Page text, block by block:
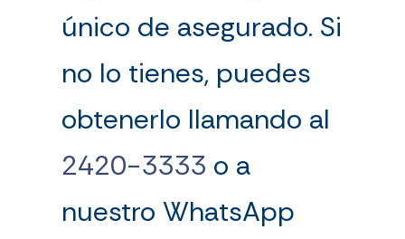
único de asegurado. Si
no lo tienes, puedes
obtenerlo llamando al
2420-3333 o a
nuestro WhatsApp